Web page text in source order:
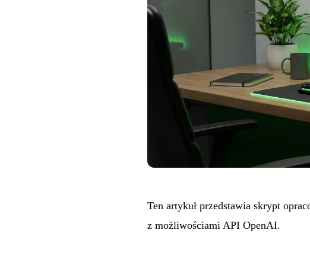
Ten artykuł przedstawia skrypt
z możliwościami API OpenAI.